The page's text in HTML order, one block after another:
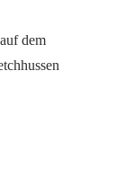
dem